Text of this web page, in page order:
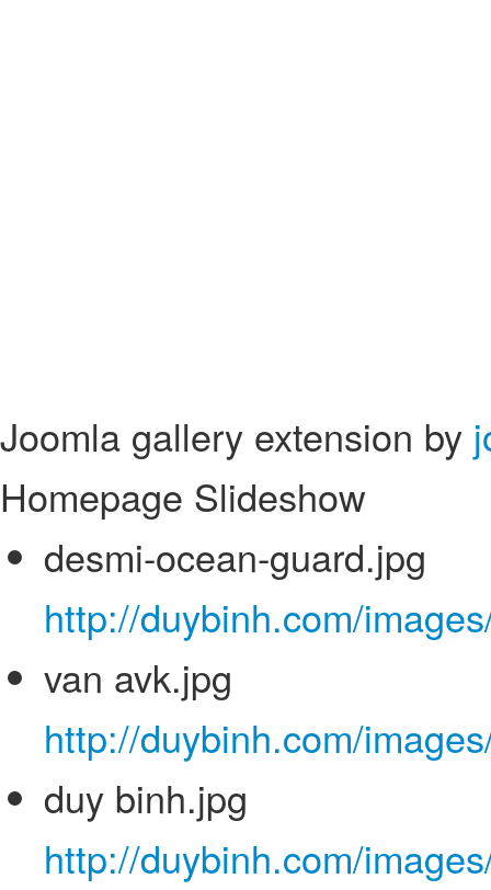
Joomla gallery extension by
Homepage Slideshow
desmi-ocean-guard.jpg
http://duybinh.com/
van avk.jpg
http://duybinh.com/
duy binh.jpg
http://duybinh.com/